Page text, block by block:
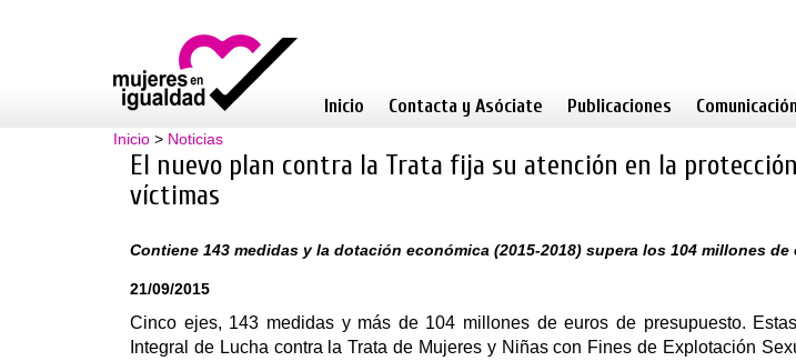
Inicio Contacta y Asóciate Publicaciones
Inicio > Noticias
El nuevo plan contra la Trata fija su atención en la
víctimas
Contiene 143 medidas y la dotación económica (2015-2018) supera los 104 millones de
21/09/2015
Cinco ejes, 143 medidas y más de 104 millones de euros de presupuesto.
Integral de Lucha contra la Trata de Mujeres y Niñas con Fines de Explotación